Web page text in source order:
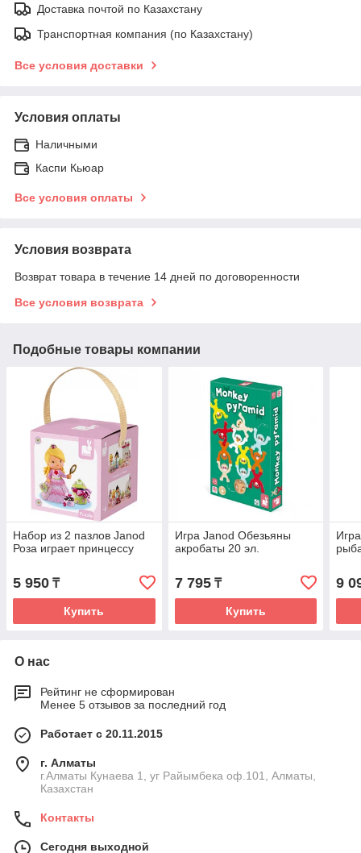
Доставка почтой по Казахстану
Транспортная компания (по Казахстану)
Все условия доставки
Условия оплаты
Наличными
Каспи Кьюар
Все условия оплаты
Условия возврата
Возврат товара в течение 14 дней по договоренности
Все условия возврата
Подобные товары компании
Набор из 2 пазлов Janod
Роза играет принцессу
5 950 ₸
Купить
Игра Janod Обезьяны
акробаты 20 эл.
7 795₸
Купить
9
О нас
Рейтинг не сформирован
Менее 5 отзывов за последний год
Работает с 20.11.2015
г. Алматы
г.Алматы Кунаева 1, уг Райымбека оф.101, Алматы,
Казахстан
Контакты
Сегодня выходной